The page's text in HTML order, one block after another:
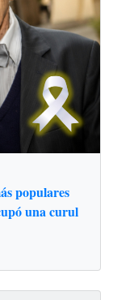
populares
una curul